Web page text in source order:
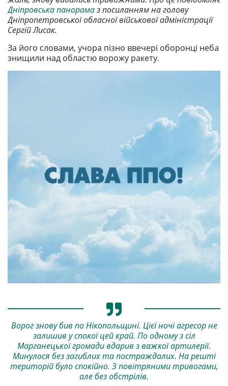
Дніпровська панорамаз посиланням на голову
Дніпропетровської обласної військової адміністрації
Сергій Лисак.
За його словами, учора пізно ввечері оборонці неба
знищили над областю ворожу ракету.
Ворог знову бив по Нікопольщині. Цієї ночі агресор не
залишив у спокої цей край. По одному з сіл
Марганецької громади вдарив з важкої артилерії.
Минулося без загиблих та постраждалих. На решті
територій було спокійно. З повітряними тривогами,
але без обстрілів.